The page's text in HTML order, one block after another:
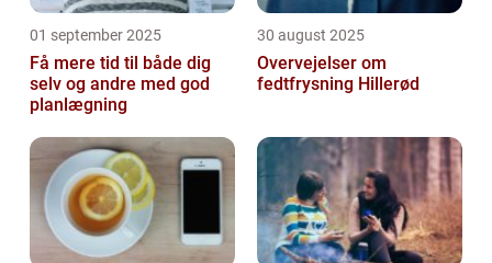
01 september 2025
Få mere tid til både dig
selv og andre med god
planlægning
30 august 2025
Overvejelser om
fedtfrysning Hillerød